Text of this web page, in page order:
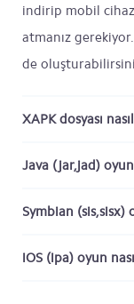
indirip mobil
atmanız
de
XAPK dosyası
Java (jar,jad)
Symbian (sis,sisx)
iOS (ipa) oyun